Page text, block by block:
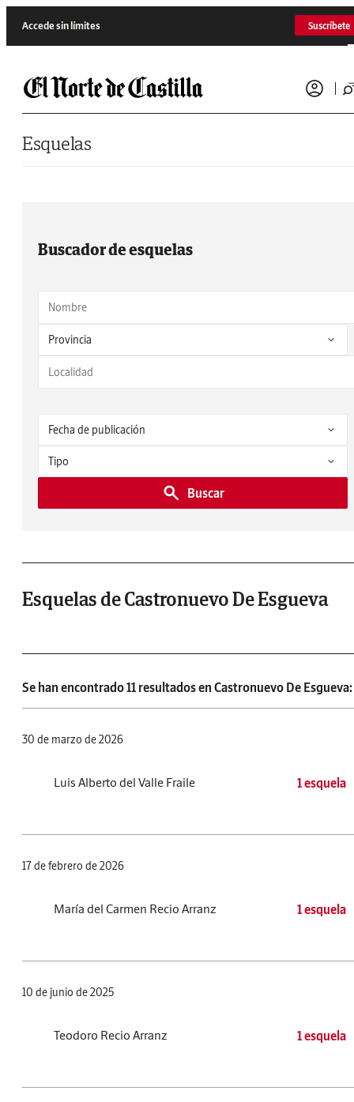
Accede sin límites Suscríbete
Esquelas
Buscador de esquelas
Buscar
Esquelas de Castronuevo De Esgueva
Se han encontrado 11 resultados en Castronuevo De Esgueva:
30 de marzo de 2026
Luis Alberto del Valle Fraile 1 esquela
17 de febrero de 2026
María del Carmen Recio Arranz 1 esquela
10 de junio de 2025
Teodoro Recio Arranz 1 esquela